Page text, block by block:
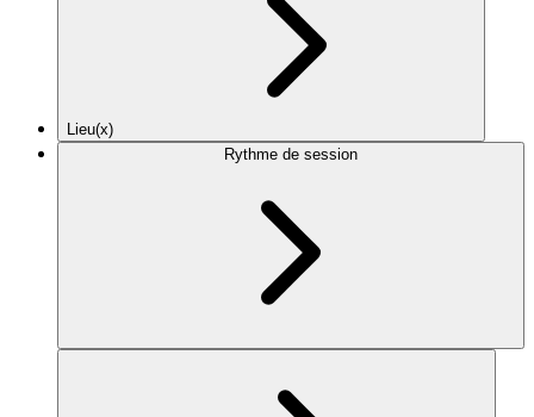
Lieu(x)
Rythme de session